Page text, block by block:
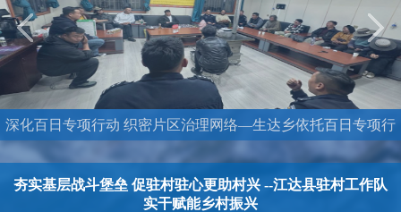
深化百日专项行动 织密片区治理网络—生达乡依托百日专项行
动成功调处跨村婚恋家庭纠纷
夯实基层战斗堡垒 促驻村驻心更助村兴 --江达县驻村工作队
实干赋能乡村振兴